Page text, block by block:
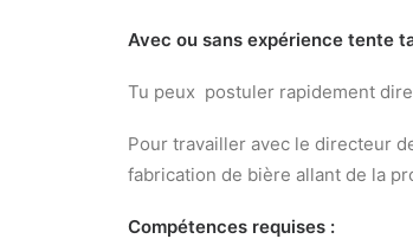
Avec ou sans expérience tente
Tu peux postuler rapidement
Pour travailler avec le directeur
fabrication de bière allant de la
Compétences requises :